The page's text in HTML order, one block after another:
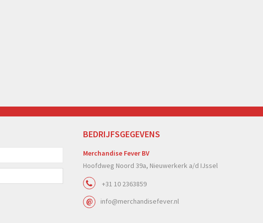
BEDRIJFSGEGEVENS
Merchandise Fever BV
Hoofdweg Noord 39a, Nieuwerkerk a/d IJssel
+31 10 2363859
info@merchandisefever.nl